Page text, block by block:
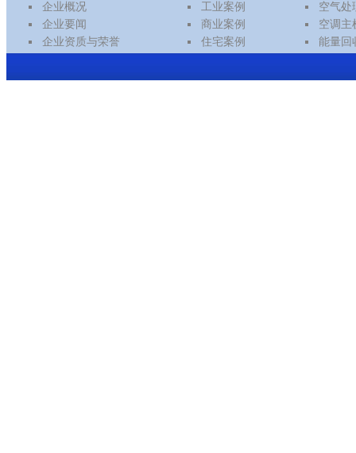
企业概况
企业要闻
企业资质与荣誉
工业案例
商业案例
住宅案例
空气处
空调主
能量回